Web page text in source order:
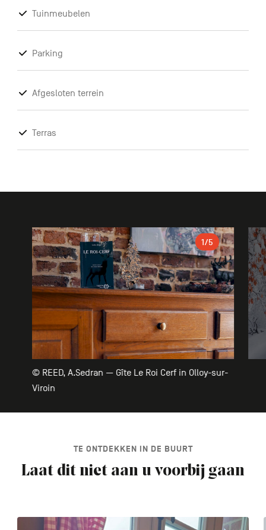
Tuinmeubelen
Parking
Afgesloten terrein
Terras
Galerie
© REED, A.Sedran — Gîte Le Roi Cerf in Olloy-sur-
Viroin
1/5
TE ONTDEKKEN IN DE BUURT
Laat dit niet aan u voorbij gaan